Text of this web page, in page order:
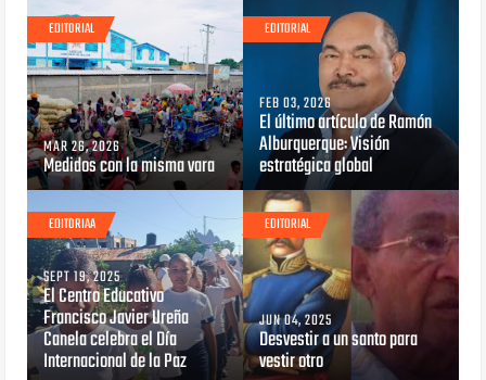
EDITORIAL
MAR 26, 2026
Medidos con la misma vara
EDITORIAL
FEB 03, 2026
El último artículo de Ramón
Alburquerque: Visión
estratégica global
EDITORIAA
SEPT 19, 2025
El Centro Educativo
Francisco Javier Ureña
Canela celebra el Día
Internacional de la Paz
EDITORIAL
JUN 04, 2025
Desvestir a un santo para
vestir otro